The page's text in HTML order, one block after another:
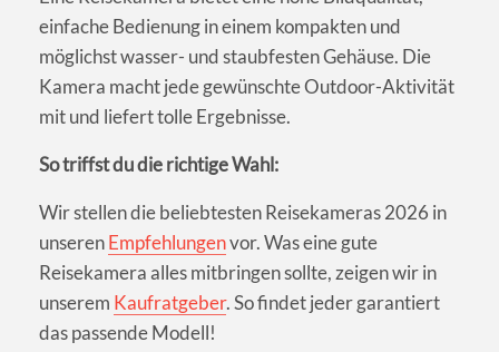
einfache Bedienung in einem kompakten und
möglichst wasser- und staubfesten Gehäuse. Die
Kamera macht jede gewünschte Outdoor-Aktivität
mit und liefert tolle Ergebnisse.
So triffst du die richtige Wahl:
Wir stellen die beliebtesten Reisekameras 2026 in
unserenEmpfehlungenvor. Was eine gute
Reisekamera alles mitbringen sollte, zeigen wir in
unserem Kaufratgeber. So findet jeder garantiert
das passende Modell!